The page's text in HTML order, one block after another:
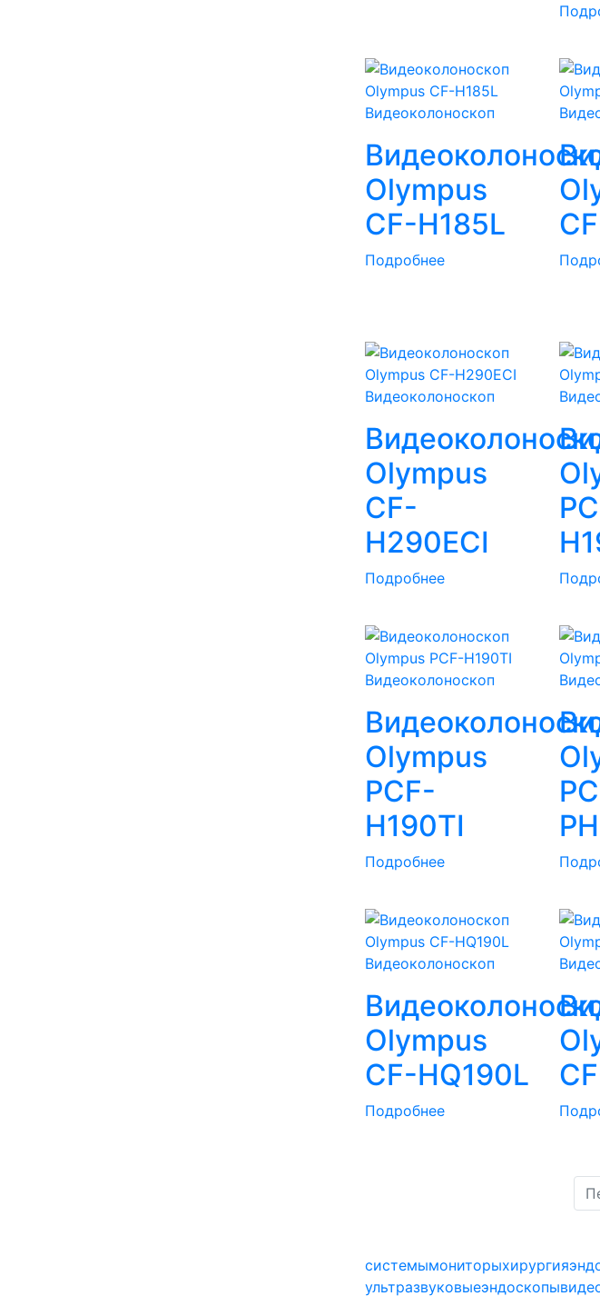
Видеоколоноскоп
Olympus
CF-H185L
Подробнее
Видеоколоноскоп
Olympus
CF-
H290ECI
Подробнее
Видеоколоноскоп
Olympus
PCF-
H190TI
Подробнее
Видеоколоноскоп
Olympus
CF-HQ190L
Подробнее
системымониторыхирургия
ультразвуковыеэндоскопы